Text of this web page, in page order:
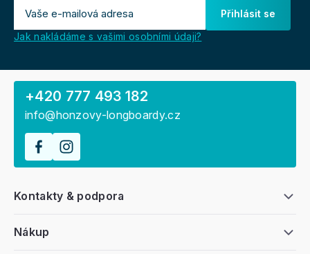
Přihlásit se
Jak nakládáme s vašimi osobními údaji?
Nákup
Kontakty & podpora
+420 777 493 182
info@honzovy-longboardy.cz